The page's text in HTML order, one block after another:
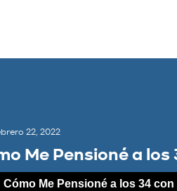
22, 2022
Me Pensioné a los
Cómo Me Pensioné a los 34